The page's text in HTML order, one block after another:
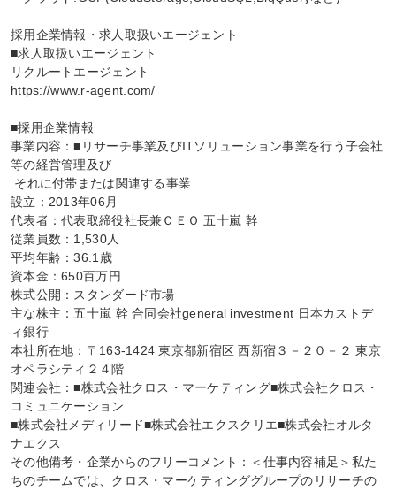
採用企業情報・求人取扱いエージェント
■求人取扱いエージェント
リクルートエージェント
https://www.r-agent.com/
■採用企業情報
事業内容：■リサーチ事業及びITソリューション事業を行う子会社
等の経営管理及び
設立：2013年06月
代表者：代表取締役社長兼ＣＥＯ 五十嵐 幹
従業員数：1,530人
平均年齢：36.1歳
資本金：650百万円
株式公開：スタンダード市場
主な株主：五十嵐 幹 合同会社general investment 日本カストデ
ィ銀行
本社所在地：〒163-1424 東京都新宿区 西新宿３－２０－２ 東京
オペラシティ２４階
関連会社：■株式会社クロス・マーケティング■株式会社クロス・
コミュニケーション
■株式会社メディリード■株式会社エクスクリエ■株式会社オルタ
ナエクス
その他備考・企業からのフリーコメント：＜仕事内容補足＞私た
ちのチームでは、クロス・マーケティンググループのリサーチの